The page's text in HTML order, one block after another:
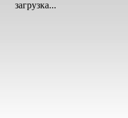
загрузка...